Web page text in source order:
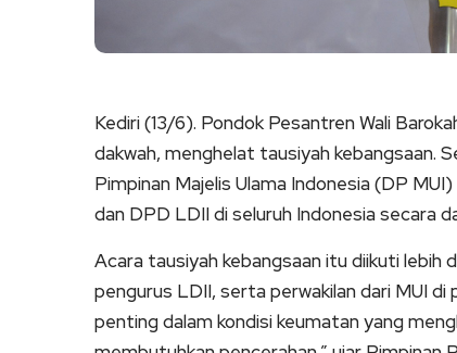
Kediri (13/6). Pondok Pesantren Wali
dakwah, menghelat tausiyah kebangsaan.
Pimpinan Majelis Ulama Indonesia (DP
dan DPD LDII di seluruh Indonesia secara
Acara tausiyah kebangsaan itu diikuti lebih
pengurus LDII, serta perwakilan dari MUI di
penting dalam kondisi keumatan yang